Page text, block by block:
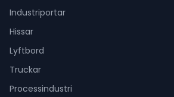
Industriportar
Hissar
Lyftbord
Truckar
Processindustri